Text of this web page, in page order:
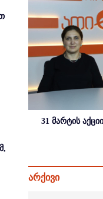
31 მარტის
არქივი